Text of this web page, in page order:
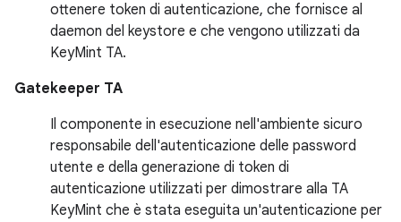
ottenere token di autenticazione, che fornisce al
daemon del keystore e che vengono utilizzati da
KeyMint TA.
Gatekeeper TA
Il componente in esecuzione nell'ambiente sicuro
responsabile dell'autenticazione delle password
utente e della generazione di token di
autenticazione utilizzati per dimostrare alla TA
KeyMint che è stata eseguita un'autenticazione per